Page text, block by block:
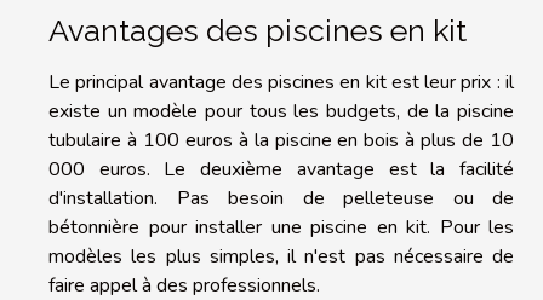
Avantages des piscines en kit
Le principal avantage des piscines en kit est leur prix : il
existe un modèle pour tous les budgets, de la piscine
tubulaire à 100 euros à la piscine en bois à plus de 10
000 euros. Le deuxième avantage est la facilité
d'installation. Pas besoin de pelleteuse ou de
bétonnière pour installer une piscine en kit. Pour les
modèles les plus simples, il n'est pas nécessaire de
faire appel à des professionnels.